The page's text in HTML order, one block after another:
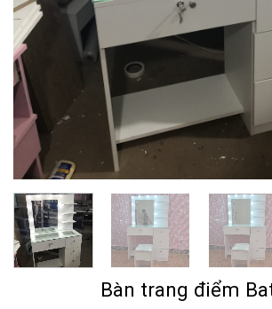
Bàn trang điểm